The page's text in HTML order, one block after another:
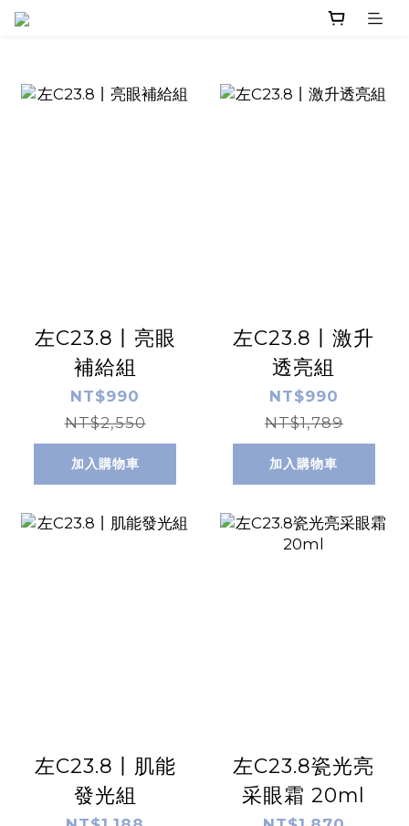
左C23.8丨亮眼
補給組
NT$990
NT$2,550
加入購物車
左C23.8丨激升
透亮組
NT$990
NT$1,789
加入購物車
左C23.8丨肌能
發光組
左C23.8瓷光亮
采眼霜 20ml